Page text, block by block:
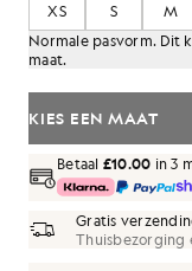
XS
S M
Normale pasvorm. Dit
maat.
KIES EEN MAAT
Betaal £10.00 in 3
Gratis
Thuisbezorging